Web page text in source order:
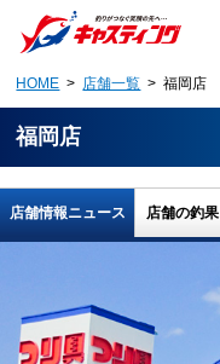
HOME > 店舗一覧 > 福岡店
福岡店
店舗情報ニュース 店舗の釣果